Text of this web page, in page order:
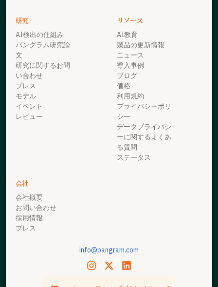
研究
AI検出の仕組み
パングラム研究論
文
研究に関するお問
い合わせ
プレス
モデル
イベント
レビュー
リソース
AI教育
製品の更新情報
ニュース
導入事例
ブログ
価格
利用規約
プライバシーポリ
シー
データプライバシ
ーに関するよくあ
る質問
ステータス
会社
会社概要
お問い合わせ
採用情報
プレス
info@pangram.com